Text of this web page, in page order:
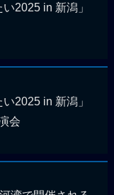
2025 in 新潟」
2025 in 新潟」
会